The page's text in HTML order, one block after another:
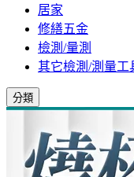
居家
修繕五金
檢測/量測
其它檢測/測量工
分類